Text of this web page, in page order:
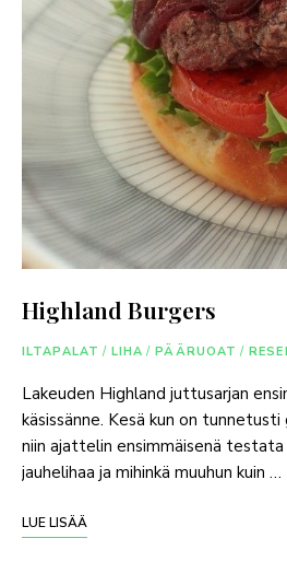
Highland Burgers
ILTAPALAT / LIHA / PÄÄRUOAT /
Lakeuden Highland juttusarjan
käsissänne. Kesä kun on
niin ajattelin ensimmäisenä testata
jauhelihaa ja mihinkä muuhun kuin …
LUE LISÄÄ